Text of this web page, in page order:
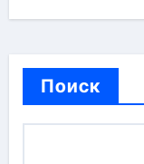
Поиск